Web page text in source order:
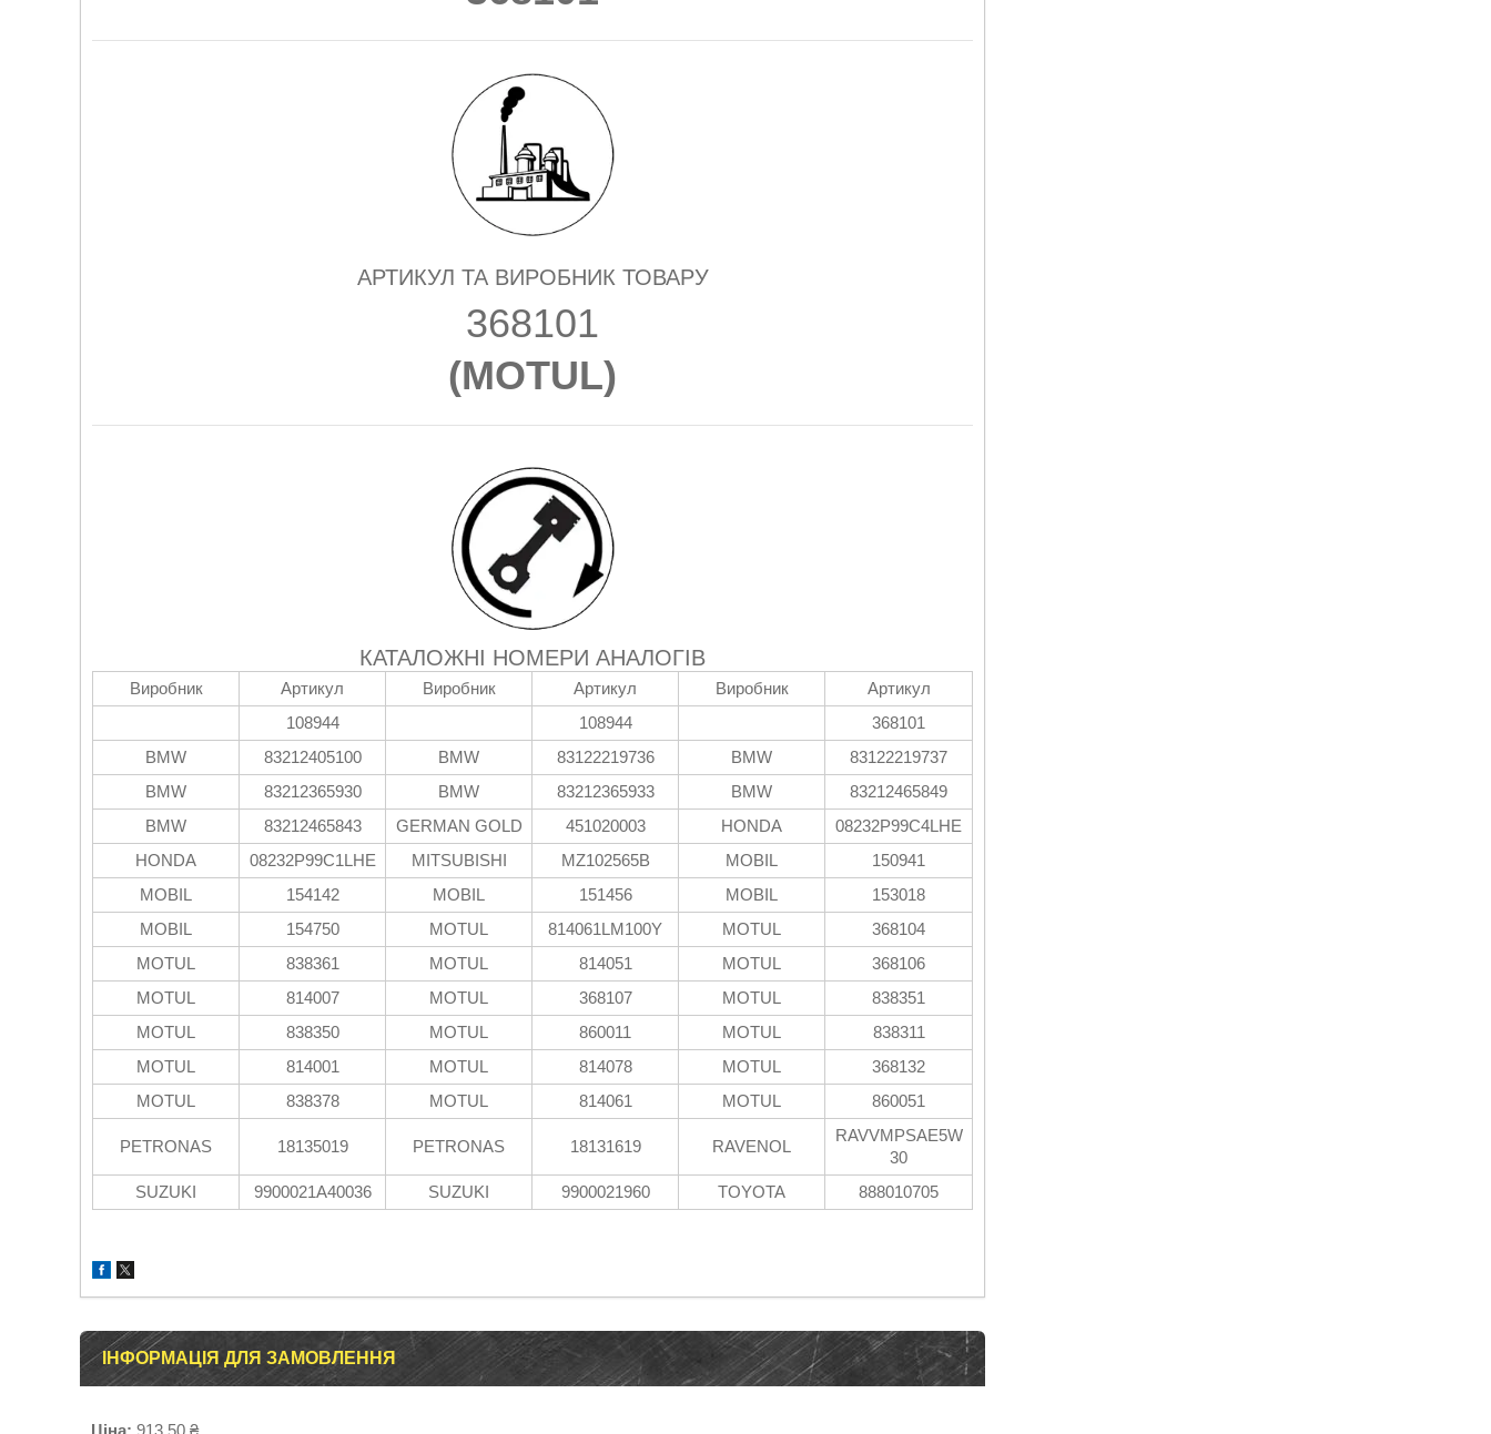
АРТИКУЛ ТА ВИРОБНИК ТОВАРУ
368101
(MOTUL)
КАТАЛОЖНІ НОМЕРИ АНАЛОГІВ
Виробник Артикул Виробник Артикул Виробник
Артикул
108944
108944
368101
BMW
83212405100 BMW 83122219736 BMW
83122219737
BMW
83212365930 BMW 83212365933 BMW
83212465849
BMW
83212465843 GERMAN GOLD 451020003 HONDA
08232P99C4LHE
HONDA
08232P99C1LHE MITSUBISHI MZ102565B MOBIL
150941
MOBIL
154142 MOBIL 151456 MOBIL
153018
MOBIL
154750 MOTUL 814061LM100Y MOTUL
368104
MOTUL
838361 MOTUL 814051 MOTUL
368106
MOTUL
814007 MOTUL 368107 MOTUL
838351
MOTUL
838350 MOTUL 860011 MOTUL
838311
MOTUL
814001 MOTUL 814078 MOTUL
368132
MOTUL
838378 MOTUL 814061 MOTUL 860051
PETRONAS 18135019 PETRONAS 18131619 RAVENOL
RAVVMPSAE5W
30
SUZUKI
9900021A40036 SUZUKI 9900021960 TOYOTA 888010705
ІНФОРМАЦІЯ ДЛЯ ЗАМОВЛЕННЯ
Ціна: 913,50 ₴